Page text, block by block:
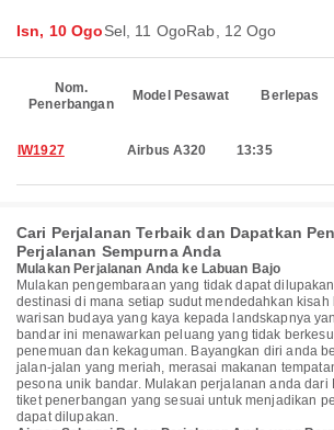
Isn, 10 OgoSel, 11 OgoRab, 12 Ogo
Nom.
Penerbangan
Model Pesawat Berlepas
IW1927 Airbus A320 13:35
Cari Perjalanan Terbaik dan Dapatkan
Perjalanan Sempurna Anda
Mulakan Perjalanan Anda ke Labuan Bajo
Mulakan pengembaraan yang tidak dapat
destinasi di mana setiap sudut mendedahkan
warisan budaya yang kaya kepada landskapnya
bandar ini menawarkan peluang yang tidak
penemuan dan kekaguman. Bayangkan diri anda
jalan-jalan yang meriah, merasai makanan
pesona unik bandar. Mulakan perjalanan anda dari
tiket penerbangan yang sesuai untuk menjadikan
dapat dilupakan.